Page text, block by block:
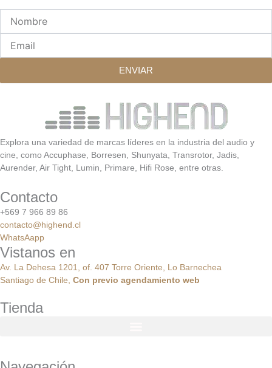
ENVIAR
Explora una variedad de marcas líderes en la industria del audio y
cine, como Accuphase, Borresen, Shunyata, Transrotor, Jadis,
Aurender, Air Tight, Lumin, Primare, Hifi Rose, entre otras.
Contacto
+569 7 966 89 86
contacto@highend.cl
WhatsAapp
Vistanos en
Av. La Dehesa 1201, of. 407 Torre Oriente, Lo Barnechea
Santiago de Chile, Con previo agendamiento web
Tienda